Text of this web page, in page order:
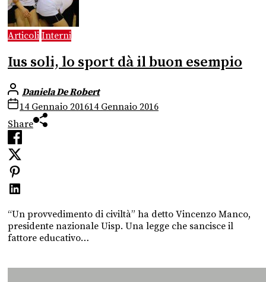
Articoli Interni
Ius soli, lo sport dà il buon esempio
Daniela De Robert
14 Gennaio 201614 Gennaio 2016
Share
“Un provvedimento di civiltà” ha detto Vincenzo Manco,
presidente nazionale Uisp. Una legge che sancisce il
fattore educativo…